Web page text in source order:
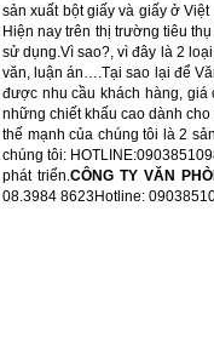
sản xuất bột giấy và giấy ở
Hiện nay trên thị trường tiêu
sử dụng.Vì sao?, vì đây là 2
văn, luận án….Tại sao lại để
được nhu cầu khách hàng, giá
những chiết khấu cao dành
thế mạnh của chúng tôi là 2
chúng tôi:
phát triển. CÔNG TY VĂN
08.3984 8623Hotline: